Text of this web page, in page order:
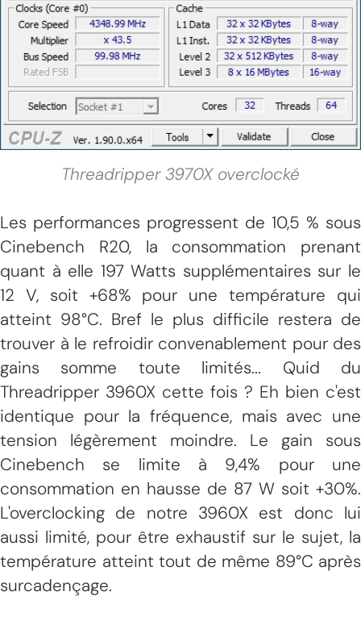
Threadripper 3970X overclocké
Les performances progressent de 10,5 % sous
Cinebench R20, la consommation prenant
quant à elle 197 Watts supplémentaires sur le
12 V, soit +68% pour une température qui
atteint 98°C. Bref le plus difficile restera de
trouver à le refroidir convenablement pour des
gains somme toute limités... Quid du
Threadripper 3960X cette fois ? Eh bien c'est
identique pour la fréquence, mais avec une
tension légèrement moindre. Le gain sous
Cinebench se limite à 9,4% pour une
consommation en hausse de 87 W soit +30%.
L'overclocking de notre 3960X est donc lui
aussi limité, pour être exhaustif sur le sujet, la
température atteint tout de même 89°C après
surcadençage.